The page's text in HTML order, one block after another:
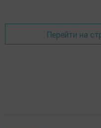
Перейти на